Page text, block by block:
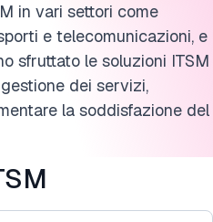
in vari settori come
e telecomunicazioni, e
sfruttato le soluzioni ITSM
dei servizi,
la soddisfazione del